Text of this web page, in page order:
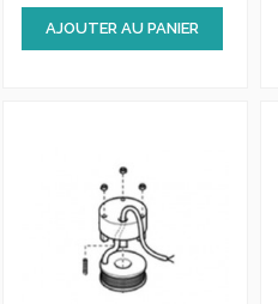
AJOUTER AU PANIER